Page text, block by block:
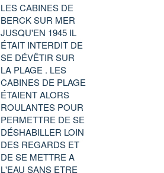
LES CABINES DE
BERCK SUR MER
JUSQU'EN 1945 IL
ÉTAIT INTERDIT DE
SE DÉVÊTIR SUR
LA PLAGE . LES
CABINES DE PLAGE
ÉTAIENT ALORS
ROULANTES POUR
PERMETTRE DE SE
DÉSHABILLER LOIN
DES REGARDS ET
DE SE METTRE A
L'EAU SANS ETRE